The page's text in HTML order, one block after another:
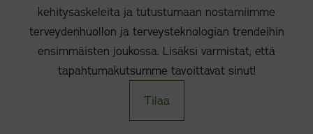
kehitysaskeleita ja tutustumaan nostamiimme
terveydenhuollon ja terveysteknologian trendeihin
ensimmäisten joukossa. Lisäksi varmistat, että
tapahtumakutsumme tavoittavat sinut!
Tilaa